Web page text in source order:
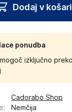
Dodaj v
ponudba
izključno
Cadorabo Shop
:
Nemčija